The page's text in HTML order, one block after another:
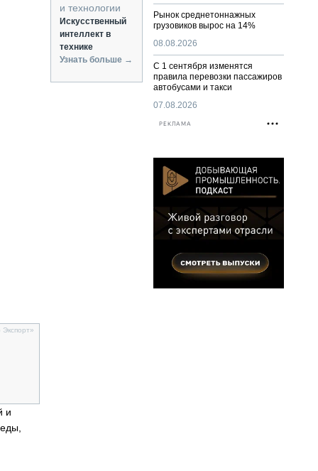
и
и технологии
Искусственный
интеллект в
технике
Узнать больше →
Рынок среднетоннажных
грузовиков вырос на 14%
08.08.2026
С 1 сентября изменятся
правила перевозки пассажиров
автобусами и такси
07.08.2026
РЕКЛАМА